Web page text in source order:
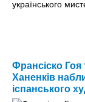
українського
Франсіско Гоя
Ханенків
іспанського